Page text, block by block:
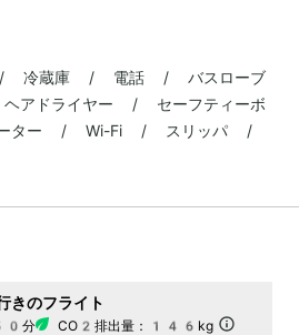
冷蔵庫 / 電話 / バスローブ
ドライヤー / セーフティーボ
ーター / Wi-Fi / スリッパ /
きのフライト
分 CO2排出量： 146kg